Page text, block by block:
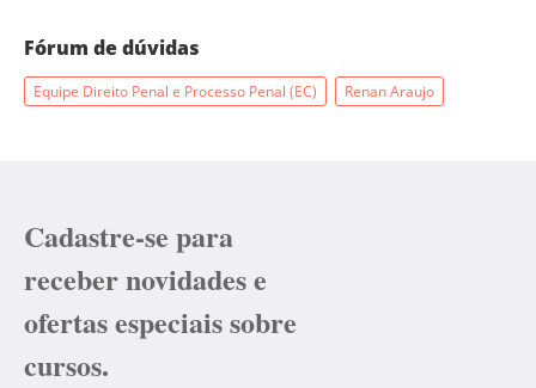
Fórum de dúvidas
Equipe Direito Penal e Processo Penal (EC) Renan Araujo
Cadastre-se para
receber novidades e
ofertas especiais sobre
cursos.